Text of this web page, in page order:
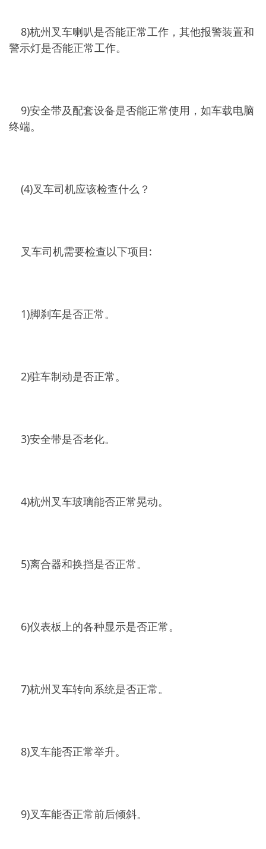
8)杭州叉车喇叭是否能正常工作，其他报警装置和
警示灯是否能正常工作。
9)安全带及配套设备是否能正常使用，如车载电脑
终端。
(4)叉车司机应该检查什么？
叉车司机需要检查以下项目:
1)脚刹车是否正常。
2)驻车制动是否正常。
3)安全带是否老化。
4)杭州叉车玻璃能否正常晃动。
5)离合器和换挡是否正常。
6)仪表板上的各种显示是否正常。
7)杭州叉车转向系统是否正常。
8)叉车能否正常举升。
9)叉车能否正常前后倾斜。